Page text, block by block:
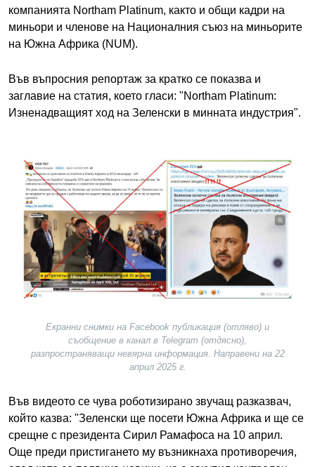
компанията Northam Platinum, както и общи кадри на
миньори и членове на Националния съюз на миньорите
на Южна Африка (NUM).
Във въпросния репортаж за кратко се показва и
заглавие на статия, което гласи: "Northam Platinum:
Изненадващият ход на Зеленски в минната индустрия".
Image
Екранни снимки на Facebook публикация (отляво) и
съобщение в канал в Telegram (отдясно),
разпространяващи невярна информация. Направени на 22
април 2025 г.
Във видеото се чува роботизирано звучащ разказвач,
който казва: "Зеленски ще посети Южна Африка и ще се
срещне с президента Сирил Рамафоса на 10 април.
Още преди пристигането му възникнаха противоречия,